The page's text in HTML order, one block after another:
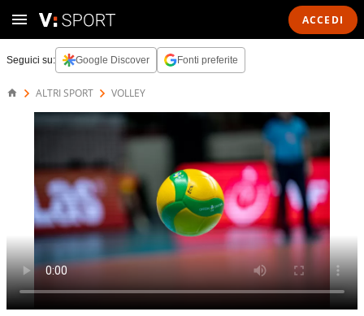
ACCEDI
Seguici su: Google Discover Fonti preferite
ALTRI SPORT VOLLEY